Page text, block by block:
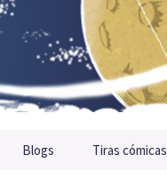
Blogs Tiras cómicas